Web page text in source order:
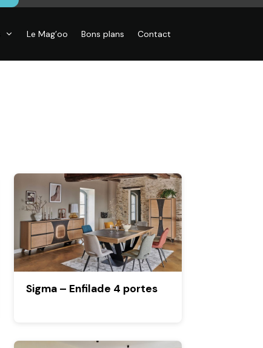
Le Mag’oo Bons plans Contact
Sigma – Enfilade 4 portes